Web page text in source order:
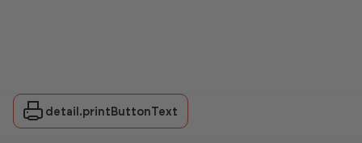
detail.printButtonText